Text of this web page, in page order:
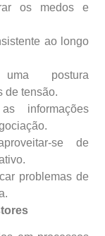
os medos e
ao longo
postura
de tensão.
informações
se de
problemas de